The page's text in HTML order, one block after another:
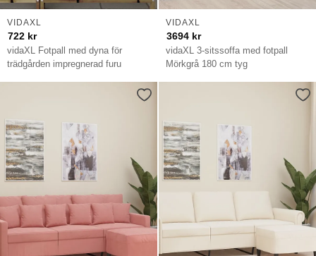
vidaXL Fotpall med dyna för
trädgården impregnerad furu
VIDAXL
722 kr
vidaXL 3-sitssoffa med fotpall
Mörkgrå 180 cm tyg
VIDAXL
3694 kr